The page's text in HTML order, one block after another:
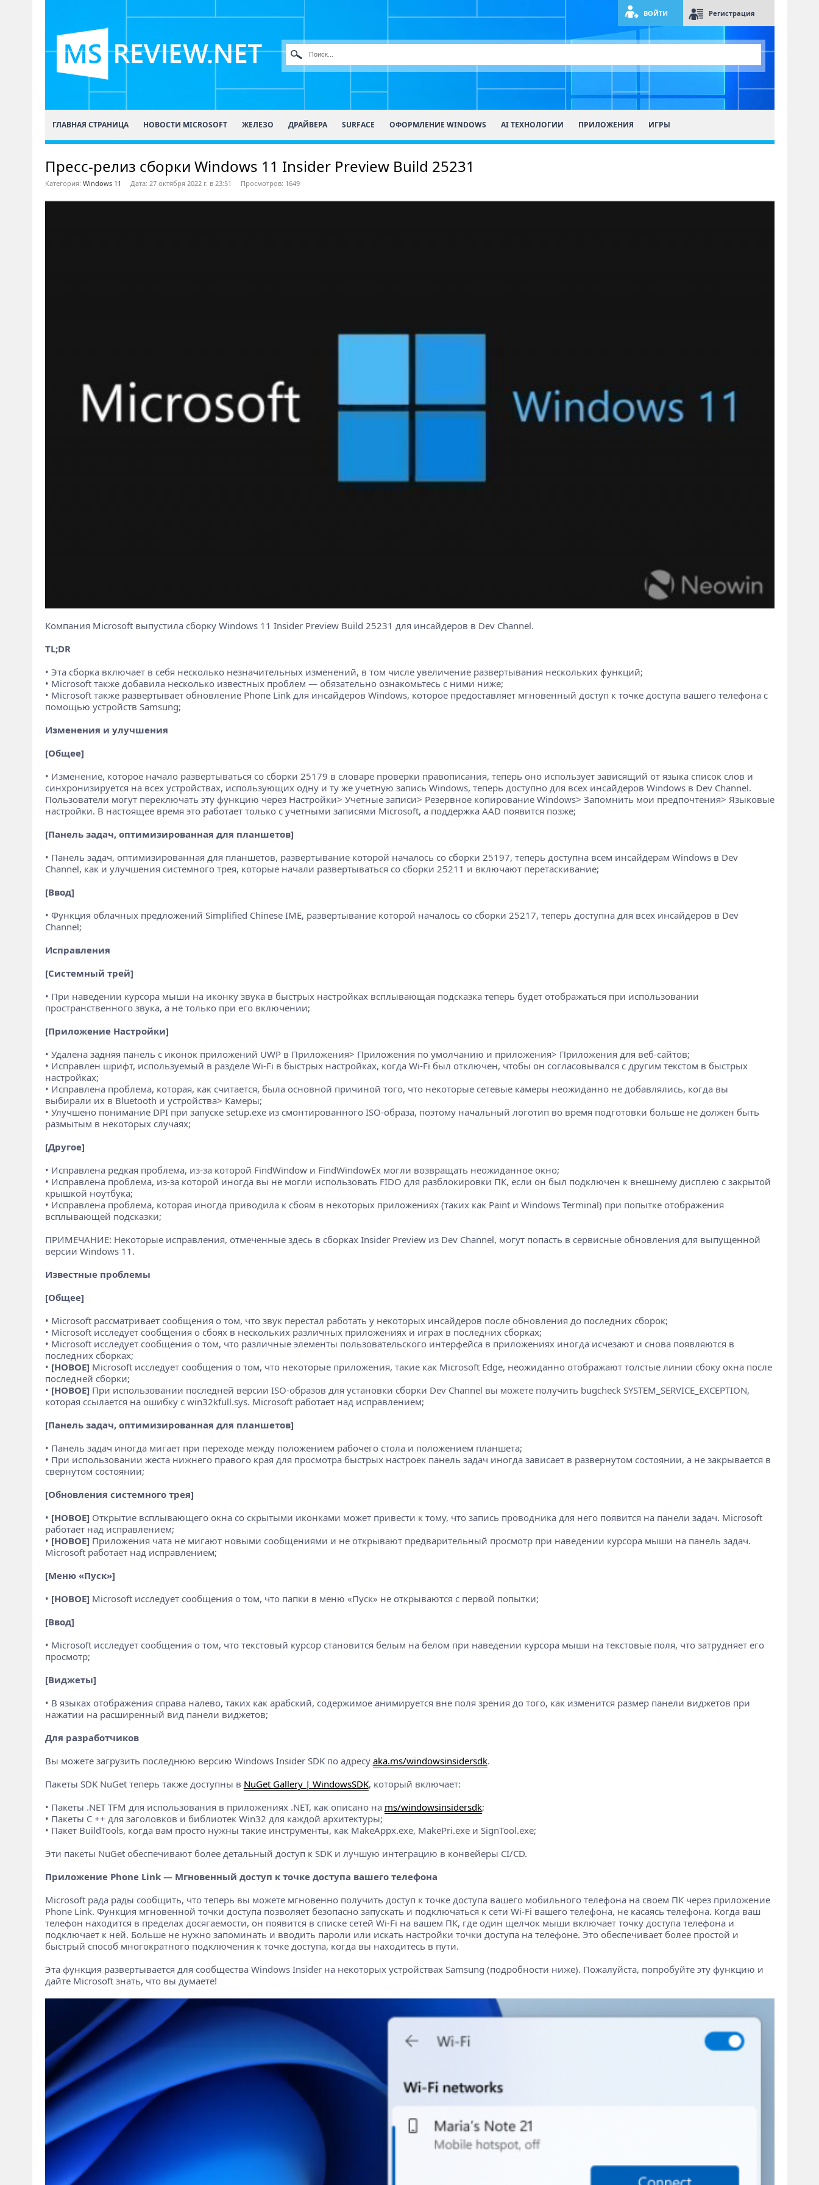
ВОЙТИ Регистрация
ГЛАВНАЯ СТРАНИЦА НОВОСТИ MICROSOFT ЖЕЛЕЗО ДРАЙВЕРА SURFACE ОФОРМЛЕНИЕ WINDOWS AI ТЕХНОЛОГИИ ПРИЛОЖЕНИЯ ИГРЫ
Пресс-релиз сборки Windows 11 Insider Preview Build 25231
Категория: Windows 11 Дата: 27 октября 2022 г. в 23:51 Просмотров: 1649
Компания Microsoft выпустила сборку Windows 11 Insider Preview Build 25231 для инсайдеров в Dev Channel.
TL;DR
• Эта сборка включает в себя несколько незначительных изменений, в том числе увеличение развертывания нескольких функций;
• Microsoft также добавила несколько известных проблем — обязательно ознакомьтесь с ними ниже;
• Microsoft также развертывает обновление Phone Link для инсайдеров Windows, которое предоставляет мгновенный доступ к точке доступа вашего телефона с
помощью устройств Samsung;
Изменения и улучшения
[Общее]
• Изменение, которое начало развертываться со сборки 25179 в словаре проверки правописания, теперь оно использует зависящий от языка список слов и
синхронизируется на всех устройствах, использующих одну и ту же учетную запись Windows, теперь доступно для всех инсайдеров Windows в Dev Channel.
Пользователи могут переключать эту функцию через Настройки> Учетные записи> Резервное копирование Windows> Запомнить мои предпочтения> Языковые
настройки. В настоящее время это работает только с учетными записями Microsoft, а поддержка AAD появится позже;
[Панель задач, оптимизированная для планшетов]
• Панель задач, оптимизированная для планшетов, развертывание которой началось со сборки 25197, теперь доступна всем инсайдерам Windows в Dev
Channel, как и улучшения системного трея, которые начали развертываться со сборки 25211 и включают перетаскивание;
[Ввод]
• Функция облачных предложений Simplified Chinese IME, развертывание которой началось со сборки 25217, теперь доступна для всех инсайдеров в Dev
Channel;
Исправления
[Системный трей]
• При наведении курсора мыши на иконку звука в быстрых настройках всплывающая подсказка теперь будет отображаться при использовании
пространственного звука, а не только при его включении;
[Приложение Настройки]
• Удалена задняя панель с иконок приложений UWP в Приложения> Приложения по умолчанию и приложения> Приложения для веб-сайтов;
• Исправлен шрифт, используемый в разделе Wi-Fi в быстрых настройках, когда Wi-Fi был отключен, чтобы он согласовывался с другим текстом в быстрых
настройках;
• Исправлена проблема, которая, как считается, была основной причиной того, что некоторые сетевые камеры неожиданно не добавлялись, когда вы
выбирали их в Bluetooth и устройства> Камеры;
• Улучшено понимание DPI при запуске setup.exe из смонтированного ISO-образа, поэтому начальный логотип во время подготовки больше не должен быть
размытым в некоторых случаях;
[Другое]
• Исправлена редкая проблема, из-за которой FindWindow и FindWindowEx могли возвращать неожиданное окно;
• Исправлена проблема, из-за которой иногда вы не могли использовать FIDO для разблокировки ПК, если он был подключен к внешнему дисплею с закрытой
крышкой ноутбука;
• Исправлена проблема, которая иногда приводила к сбоям в некоторых приложениях (таких как Paint и Windows Terminal) при попытке отображения
всплывающей подсказки;
ПРИМЕЧАНИЕ: Некоторые исправления, отмеченные здесь в сборках Insider Preview из Dev Channel, могут попасть в сервисные обновления для выпущенной
версии Windows 11.
Известные проблемы
[Общее]
• Microsoft рассматривает сообщения о том, что звук перестал работать у некоторых инсайдеров после обновления до последних сборок;
• Microsoft исследует сообщения о сбоях в нескольких различных приложениях и играх в последних сборках;
• Microsoft исследует сообщения о том, что различные элементы пользовательского интерфейса в приложениях иногда исчезают и снова появляются в
последних сборках;
• [НОВОЕ] Microsoft исследует сообщения о том, что некоторые приложения, такие как Microsoft Edge, неожиданно отображают толстые линии сбоку окна после
последней сборки;
• [НОВОЕ] При использовании последней версии ISO-образов для установки сборки Dev Channel вы можете получить bugcheck SYSTEM_SERVICE_EXCEPTION,
которая ссылается на ошибку с win32kfull.sys. Microsoft работает над исправлением;
[Панель задач, оптимизированная для планшетов]
• Панель задач иногда мигает при переходе между положением рабочего стола и положением планшета;
• При использовании жеста нижнего правого края для просмотра быстрых настроек панель задач иногда зависает в развернутом состоянии, а не закрывается в
свернутом состоянии;
[Обновления системного трея]
• [НОВОЕ] Открытие всплывающего окна со скрытыми иконками может привести к тому, что запись проводника для него появится на панели задач. Microsoft
работает над исправлением;
• [НОВОЕ] Приложения чата не мигают новыми сообщениями и не открывают предварительный просмотр при наведении курсора мыши на панель задач.
Microsoft работает над исправлением;
[Меню «Пуск»]
• [НОВОЕ] Microsoft исследует сообщения о том, что папки в меню «Пуск» не открываются с первой попытки;
[Ввод]
• Microsoft исследует сообщения о том, что текстовый курсор становится белым на белом при наведении курсора мыши на текстовые поля, что затрудняет его
просмотр;
[Виджеты]
• В языках отображения справа налево, таких как арабский, содержимое анимируется вне поля зрения до того, как изменится размер панели виджетов при
нажатии на расширенный вид панели виджетов;
Для разработчиков
Вы можете загрузить последнюю версию Windows Insider SDK по адресу aka.ms/windowsinsidersdk.
Пакеты SDK NuGet теперь также доступны в NuGet Gallery | WindowsSDK, который включает:
• Пакеты .NET TFM для использования в приложениях .NET, как описано на ms/windowsinsidersdk;
• Пакеты C ++ для заголовков и библиотек Win32 для каждой архитектуры;
• Пакет BuildTools, когда вам просто нужны такие инструменты, как MakeAppx.exe, MakePri.exe и SignTool.exe;
Эти пакеты NuGet обеспечивают более детальный доступ к SDK и лучшую интеграцию в конвейеры CI/CD.
Приложение Phone Link — Мгновенный доступ к точке доступа вашего телефона
Microsoft рада рады сообщить, что теперь вы можете мгновенно получить доступ к точке доступа вашего мобильного телефона на своем ПК через приложение
Phone Link. Функция мгновенной точки доступа позволяет безопасно запускать и подключаться к сети Wi-Fi вашего телефона, не касаясь телефона. Когда ваш
телефон находится в пределах досягаемости, он появится в списке сетей Wi-Fi на вашем ПК, где один щелчок мыши включает точку доступа телефона и
подключает к ней. Больше не нужно запоминать и вводить пароли или искать настройки точки доступа на телефоне. Это обеспечивает более простой и
быстрый способ многократного подключения к точке доступа, когда вы находитесь в пути.
Эта функция развертывается для сообщества Windows Insider на некоторых устройствах Samsung (подробности ниже). Пожалуйста, попробуйте эту функцию и
дайте Microsoft знать, что вы думаете!